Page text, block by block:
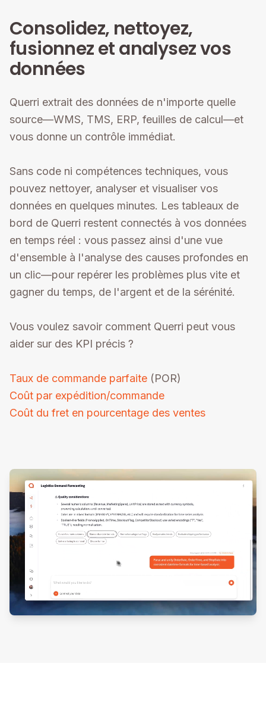
Consolidez, nettoyez,
fusionnez et analysez vos
données
Querri extrait des données de n'importe quelle
source—WMS, TMS, ERP, feuilles de calcul—et
vous donne un contrôle immédiat.
Sans code ni compétences techniques, vous
pouvez nettoyer, analyser et visualiser vos
données en quelques minutes. Les tableaux de
bord de Querri restent connectés à vos données
en temps réel : vous passez ainsi d'une vue
d'ensemble à l'analyse des causes profondes en
un clic—pour repérer les problèmes plus vite et
gagner du temps, de l'argent et de la sérénité.
Vous voulez savoir comment Querri peut vous
aider sur des KPI précis ?
Taux de commande parfaite
Coût par expédition/commande
Coût du fret en pourcentage des ventes